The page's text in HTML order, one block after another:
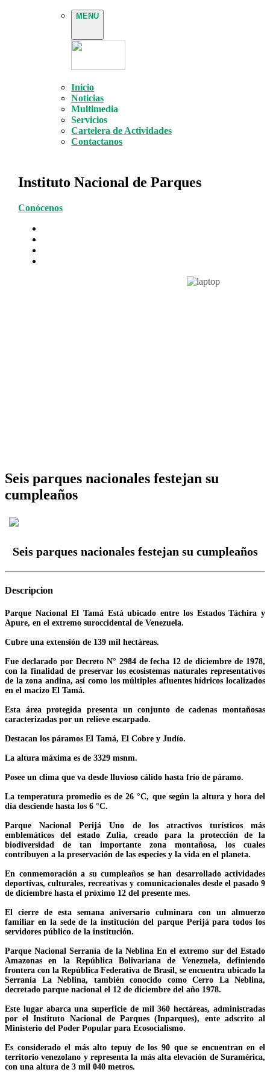
MENU
Inicio
Noticias
Multimedia
Servicios
Cartelera de Actividades
Contactanos
Instituto Nacional de Parques
Conócenos
Seis parques nacionales festejan su
cumpleaños
Seis parques nacionales festejan su cumpleaños
Descripcion
Parque Nacional El Tamá Está ubicado entre los Estados Táchira y
Apure, en el extremo suroccidental de Venezuela.
Cubre una extensión de 139 mil hectáreas.
Fue declarado por Decreto N° 2984 de fecha 12 de diciembre de 1978,
con la finalidad de preservar los ecosistemas naturales representativos
de la zona andina, así como los múltiples afluentes hídricos localizados
en el macizo El Tamá.
Esta área protegida presenta un conjunto de cadenas montañosas
caracterizadas por un relieve escarpado.
Destacan los páramos El Tamá, El Cobre y Judío.
La altura máxima es de 3329 msnm.
Posee un clima que va desde lluvioso cálido hasta frío de páramo.
La temperatura promedio es de 26 °C, que según la altura y hora del
día desciende hasta los 6 °C.
Parque Nacional Perijá Uno de los atractivos turísticos más
emblemáticos del estado Zulia, creado para la protección de la
biodiversidad de tan importante zona montañosa, los cuales
contribuyen a la preservación de las especies y la vida en el planeta.
En conmemoración a su cumpleaños se han desarrollado actividades
deportivas, culturales, recreativas y comunicacionales desde el pasado 9
de diciembre hasta el próximo 12 del presente mes.
El cierre de esta semana aniversario culminara con un almuerzo
familiar en la sede de la institución del parque Perijá para todos los
servidores público de la institución.
Parque Nacional Serranía de la Neblina En el extremo sur del Estado
Amazonas en la República Bolivariana de Venezuela, definiendo
frontera con la República Federativa de Brasil, se encuentra ubicado la
Serranía La Neblina, también conocido como Cerro La Neblina,
decretado parque nacional el 12 de diciembre del año 1978.
Este lugar abarca una superficie de mil 360 hectáreas, administradas
por el Instituto Nacional de Parques (Inparques), ente adscrito al
Ministerio del Poder Popular para Ecosocialismo.
Es considerado el más alto tepuy de los 90 que se encuentran en el
territorio venezolano y representa la más alta elevación de Suramérica,
con una altura de 3 mil 040 metros.